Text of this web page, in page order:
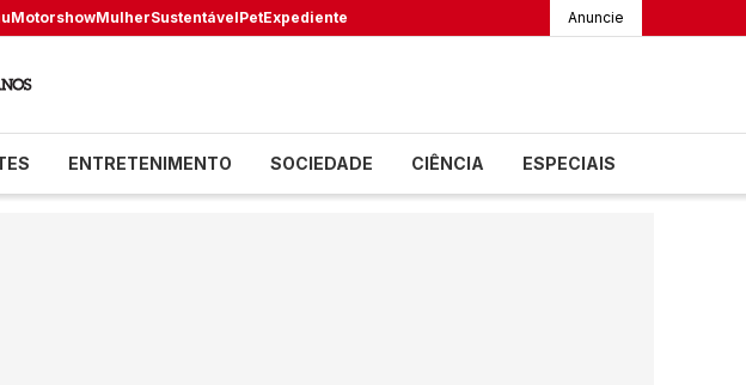
MotorshowMulherSustentávelPetExpediente Anuncie
ENTRETENIMENTO SOCIEDADE CIÊNCIA ESPECIAIS